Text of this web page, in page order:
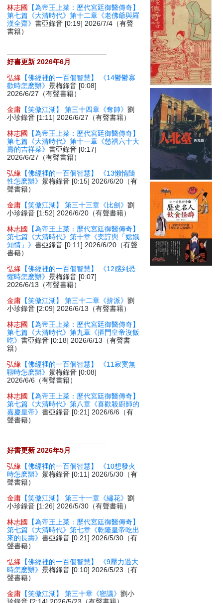
林志國
【為帝王上菜：歷代宮廷御醫傳奇】
第七篇《大清時代》第十二章《老佛爺與羅
漢全齋》書亞錄音 [0:19] 2026/7/4（有聲
書籍）
好書更新 2026年6月
弘緣 【佛經裡的一百個智慧】 《14鬱鬱寡
歡時怎麽辦》景梅錄音 [0:08]
2026/6/27（有聲書籍）
金庸 【笑傲江湖】 第三十四章《奪帥》劉
小珍錄音 [1:11] 2026/6/27（有聲書籍）
林志國
【為帝王上菜：歷代宮廷御醫傳奇】
第七篇《大清時代》第十一章《慈禧六十大
壽的吉祥菜》書亞錄音 [0:17]
2026/6/27（有聲書籍）
弘緣 【佛經裡的一百個智慧】 《13懶惰隨
性怎麽辦》景梅錄音 [0:15] 2026/6/20（有
聲書籍）
金庸 【笑傲江湖】 第三十三章《比劍》劉
小珍錄音 [1:52] 2026/6/20（有聲書籍）
林志國
【為帝王上菜：歷代宮廷御醫傳奇】
第七篇《大清時代》第十章《奕詝與「嫦娥
知情」》書亞錄音 [0:11] 2026/6/20（有聲
書籍）
弘緣 【佛經裡的一百個智慧】 《12感到恐
懼時怎麽辦》景梅錄音 [0:07]
2026/6/13（有聲書籍）
金庸 【笑傲江湖】 第三十二章《拚派》劉
小珍錄音 [2:09] 2026/6/13（有聲書籍）
林志國
【為帝王上菜：歷代宮廷御醫傳奇】
第七篇《大清時代》第九章《摳門皇帝沒飯
吃》書亞錄音 [0:18] 2026/6/13（有聲書
籍）
弘緣 【佛經裡的一百個智慧】 《11寂寞無
聊時怎麽辦》景梅錄音 [0:08]
2026/6/6（有聲書籍）
林志國
【為帝王上菜：歷代宮廷御醫傳奇】
第七篇《大清時代》第八章《喜歡殺廚師的
嘉慶皇帝》書亞錄音 [0:21] 2026/6/6（有
聲書籍）
好書更新 2026年5月
弘緣 【佛經裡的一百個智慧】 《10想發火
時怎麽辦》景梅錄音 [0:11] 2026/5/30（有
聲書籍）
金庸 【笑傲江湖】 第三十一章《繡花》劉
小珍錄音 [1:26] 2026/5/30（有聲書籍）
林志國
【為帝王上菜：歷代宮廷御醫傳奇】
第七篇《大清時代》第七章《乾隆皇帝吃出
來的長壽》書亞錄音 [0:21] 2026/5/30（有
聲書籍）
弘緣 【佛經裡的一百個智慧】 《9壓力過大
時怎麽辦》景梅錄音 [0:10] 2026/5/23（有
聲書籍）
金庸 【笑傲江湖】 第三十章《密議》劉小